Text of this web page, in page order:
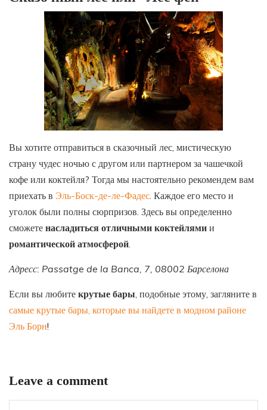
Вы хотите отправиться в сказочный лес, мистическую
страну чудес ночью с другом или партнером за чашечкой
кофе или коктейля? Тогда мы настоятельно рекомендем вам
приехать в Эль-Боск-де-ле-Фадес . Каждое его место и
уголок были полны сюрпризов. Здесь вы определенно
сможете насладиться отличными коктейлями и
романтической атмосферой
Адресс: Passatge de la Banca, 7, 08002 Барселона
Если вы любите крутые бары , подобные этому, загляните в
самые крутые бары, которые вы найдете в модном районе
Эль Борн!
Leave a comment